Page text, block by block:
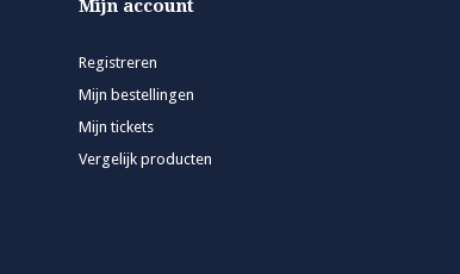
Mijn account
Registreren
Mijn bestellingen
Mijn tickets
Vergelijk producten